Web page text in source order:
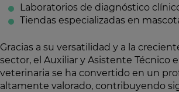
Laboratorios de diagnóstico
Tiendas especializadas en
Gracias a su versatilidad y a la
sector, el Auxiliar y Asistente Técnico
veterinaria se ha convertido en un
altamente valorado, contribuyendo